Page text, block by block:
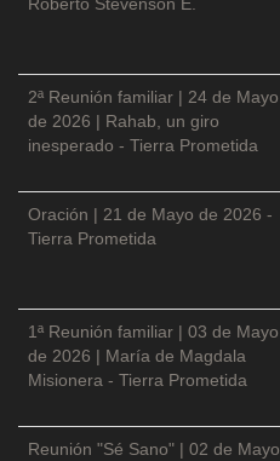
2ª Reunión familiar | 24 de Mayo
de 2026 | Rahab, un giro
inesperado - Tierra Prometida
Oración | 21 de Mayo de 2026 -
Tierra Prometida
1ª Reunión familiar | 03 de Mayo
de 2026 | María de Magdala
Misionera - Tierra Prometida
Reunión "Sé Sano" | 02 de Mayo